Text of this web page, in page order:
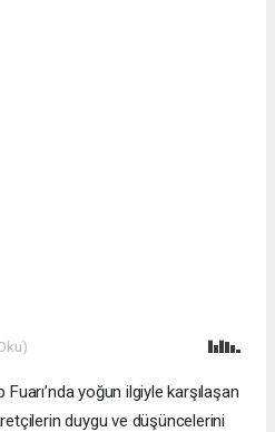
yoğun ilgiyle karşılaşan
duygu ve düşüncelerini